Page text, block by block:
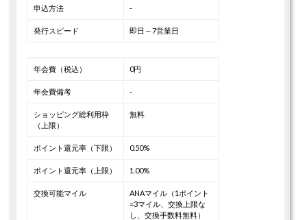
申込方法 -
発行スピード 即日～7営業日
年会費（税込） 0円
年会費備考 -
ショッピング総利用枠
（上限）
無料
ポイント還元率（下限） 0.50%
ポイント還元率（上限） 1.00%
交換可能マイル
ANAマイル（1ポイント
=3マイル、交換上限な
し、交換手数料無料）